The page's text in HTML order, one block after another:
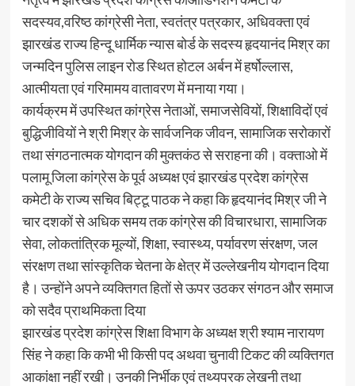
सदस्यव,वरिष्ठ कांग्रेसी नेता, स्वतंत्र पत्रकार, अधिवक्ता एवं
झारखंड राज्य हिन्दू धार्मिक न्यास बोर्ड के सदस्य हृदयानंद मिश्र का
जन्मदिन पुलिस लाइन रोड स्थित होटल अर्बन में हर्षोल्लास,
आत्मीयता एवं गरिमामय वातावरण में मनाया गया।
कार्यक्रम में उपस्थित कांग्रेस नेताओं, समाजसेवियों, शिक्षाविदों एवं
बुद्धिजीवियों ने श्री मिश्र के सार्वजनिक जीवन, सामाजिक सरोकारों
तथा संगठनात्मक योगदान की मुक्तकंठ से सराहना की। वक्ताओ में
पलामू जिला कांग्रेस के पूर्व अध्यक्ष एवं झारखंड प्रदेश कांग्रेस
कमेटी के राज्य सचिव बिट्टू पाठक ने कहा कि हृदयानंद मिश्र जी ने
चार दशकों से अधिक समय तक कांग्रेस की विचारधारा, सामाजिक
सेवा, लोकतांत्रिक मूल्यों, शिक्षा, स्वास्थ्य, पर्यावरण संरक्षण, जल
संरक्षण तथा सांस्कृतिक चेतना के क्षेत्र में उल्लेखनीय योगदान दिया
है। उन्होंने अपने व्यक्तिगत हितों से ऊपर उठकर संगठन और समाज
को सदैव प्राथमिकता दिया
झारखंड प्रदेश कांग्रेस शिक्षा विभाग के अध्यक्ष श्री श्याम नारायण
सिंह ने कहा कि कभी भी किसी पद अथवा चुनावी टिकट की व्यक्तिगत
आकांक्षा नहीं रखी। उनकी निर्भीक एवं तथ्यपरक लेखनी तथा